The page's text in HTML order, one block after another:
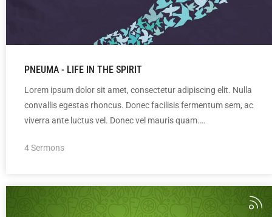
PNEUMA - LIFE IN THE SPIRIT
Lorem ipsum dolor sit amet, consectetur adipiscing elit. Nulla
convallis egestas rhoncus. Donec facilisis fermentum sem, ac
viverra ante luctus vel. Donec vel mauris quam.…
4 Sermons